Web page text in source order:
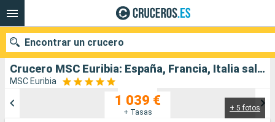
Crucero MSC Euribia: España, Francia, Italia salida desde Barcelona
MSC Euribia
+ 5 fotos
1 039 €
+ Tasas
Encontrar un crucero